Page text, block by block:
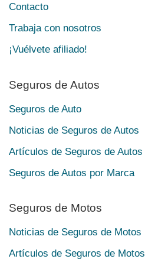
Contacto
Trabaja con nosotros
¡Vuélvete afiliado!
Seguros de Autos
Seguros de Auto
Noticias de Seguros de Autos
Artículos de Seguros de Autos
Seguros de Autos por Marca
Seguros de Motos
Noticias de Seguros de Motos
Artículos de Seguros de Motos